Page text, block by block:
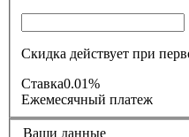
Скидка действует при
Ставка0.01%
Ежемесячный платеж
Ваши данные